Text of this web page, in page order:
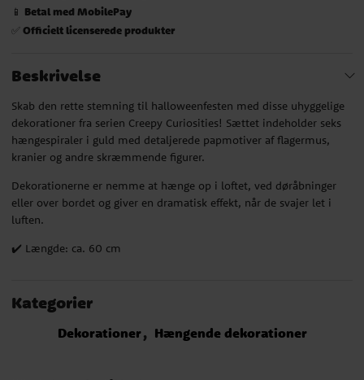
📱 Betal med MobilePay
✅ Officielt licenserede produkter
Beskrivelse
Skab den rette stemning til halloweenfesten med disse uhyggelige
dekorationer fra serien Creepy Curiosities! Sættet indeholder seks
hængespiraler i guld med detaljerede papmotiver af flagermus,
kranier og andre skræmmende figurer.
Dekorationerne er nemme at hænge op i loftet, ved døråbninger
eller over bordet og giver en dramatisk effekt, når de svajer let i
luften.
✔️ Længde: ca. 60 cm
Kategorier
Dekorationer Hængende dekorationer